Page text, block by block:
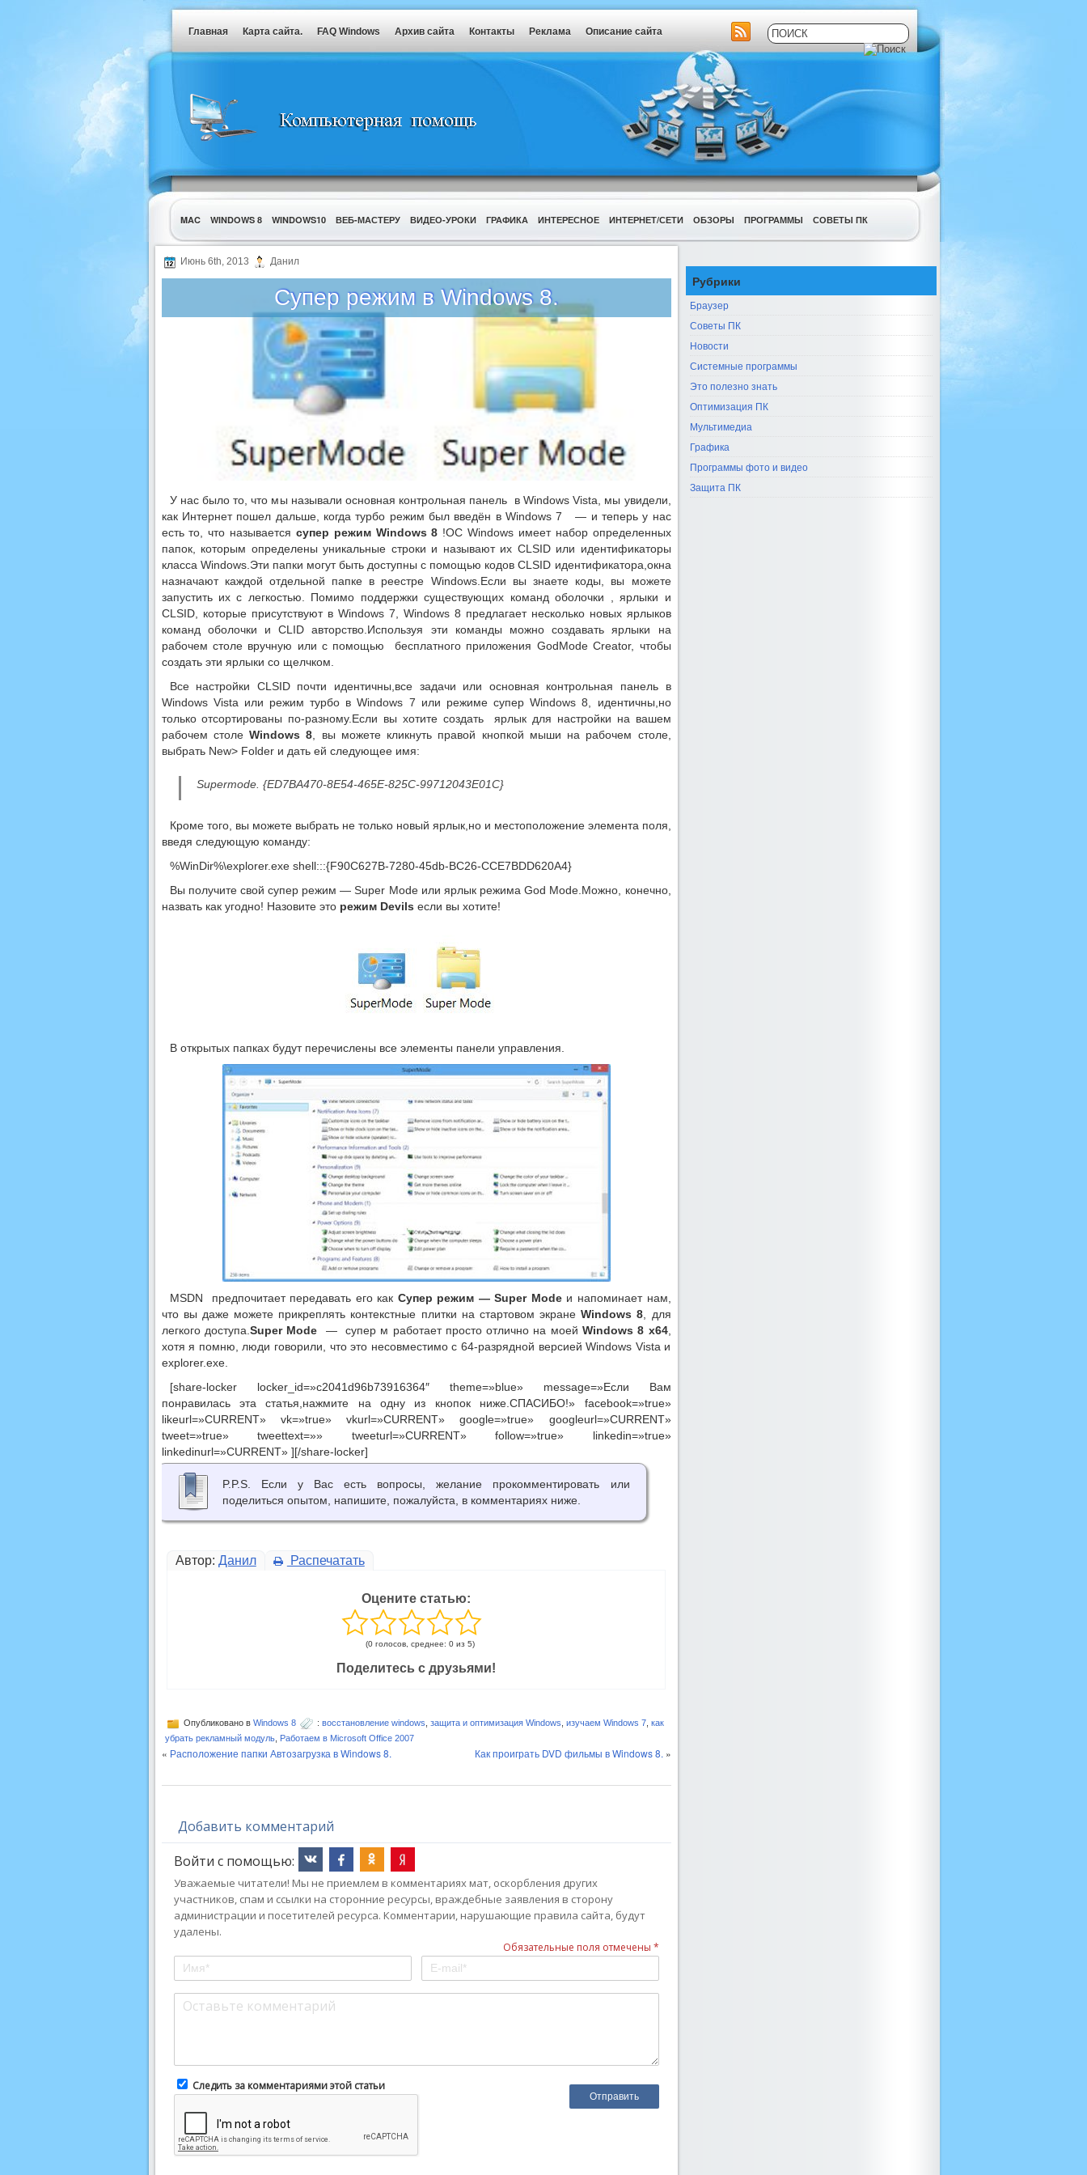
Главная Карта сайта. FAQ Windows Архив сайта Контакты Реклама Описание сайта
MAC WINDOWS 8 WINDOWS10 ВЕБ-МАСТЕРУ ВИДЕО-УРОКИ ГРАФИКА ИНТЕРЕСНОЕ ИНТЕРНЕТ/СЕТИ ОБЗОРЫ ПРОГРАММЫ СОВЕТЫ ПК
УТИЛИТЫ
Июнь 6th, 2013 Данил
Супер режим в Windows 8.
У нас было то, что мы называли основная контрольная панель в Windows Vista, мы увидели,
как Интернет пошел дальше, когда турбо режим был введён в Windows 7 — и теперь у нас
есть то, что называется супер режим Windows 8 !ОС Windows имеет набор определенных
папок, которым определены уникальные строки и называют их CLSID или идентификаторы
класса Windows. Эти папки могут быть доступны с помощью кодов CLSID идентификатора,окна
назначают каждой отдельной папке в реестре Windows. Если вы знаете коды, вы можете
запустить их с легкостью. Помимо поддержки существующих команд оболочки ,ярлыки и
CLSID, которые присутствуют в Windows 7, Windows 8 предлагает несколько новых ярлыков
команд оболочки и CLID авторство Используя эти команды можно создавать ярлыки на
рабочем столе вручную или с помощьюбесплатного приложения GodMode Creator, чтобы
создать эти ярлыки со щелчком.
Все настройки CLSID почти идентичны,все задачи или основная контрольная панель в
Windows Vista или режим турбо в Windows 7 или режиме супер Windows 8, идентичны,но
только отсортированы по-разному. Если вы хотите создать ярлык для настройки на вашем
рабочем столеWindows 8 , вы можете кликнуть правой кнопкой мыши на рабочем столе,
выбрать New> Folder и дать ей следующее имя:
Supermode. {ED7BA470-8E54-465E-825C-99712043E01C}
Кроме того, вы можете выбрать не только новый ярлык,но и местоположение элемента поля,
введя следующую команду:
%WinDir%\explorer.exe shell:::{F90C627B-7280-45db-BC26-CCE7BDD620A4}
Вы получите свой супер ​​режим — Super Mode или ярлык режима God Mode. Можно, конечно,
назвать как угодно! Назовите это режим Devils если вы хотите!
В открытых папках будут перечислены все элементы панели управления.
MSDN предпочитает передавать его как Супер режим —Super Modeи напоминает нам,
что вы даже можете прикреплять контекстные плитки на стартовом экране Windows 8 , для
легкого доступа. Super Mode — супер м работает просто отлично на моей Windows 8 x64,
хотя я помню, люди говорили, что это несовместимо с 64-разрядной версией Windows Vista и
explorer.exe.
[share-locker locker_id=»c2041d96b73916364″ theme=»blue» message=»Если Вам
понравилась эта статья,нажмите на одну из кнопок ниже.СПАСИБО!» facebook=»true»
likeurl=»CURRENT» vk=»true» vkurl=»CURRENT» google=»true» googleurl=»CURRENT»
tweet=»true» tweettext=»» tweeturl=»CURRENT» follow=»true» linkedin=»true»
linkedinurl=»CURRENT» ][/share-locker]
P.P.S. Если у Вас есть вопросы, желание прокомментировать или
поделиться опытом, напишите, пожалуйста, в комментариях ниже.
Автор: Данил Распечатать
Оцените статью:
(0 голосов, среднее: 0 из 5)
Поделитесь с друзьями!
Опубликовано в Windows 8 : восстановление windows защита и оптимизация Windows изучаем Windows 7, как
убрать рекламный модуль, Работаем в Microsoft Office 2007
« Расположение папки Автозагрузка в Windows 8. Как проиграть DVD фильмы в Windows 8. »
Добавить комментарий
Войти с помощью:
Уважаемые читатели! Мы не приемлем в комментариях мат, оскорбления других
участников, спам и ссылки на сторонние ресурсы, враждебные заявления в сторону
администрации и посетителей ресурса. Комментарии, нарушающие правила сайта, будут
удалены.
Обязательные поля отмечены *
Следить за комментариями этой статьи
Рубрики
Браузер
Советы ПК
Новости
Системные программы
Это полезно знать
Оптимизация ПК
Мультимедиа
Графика
Программы фото и видео
Защита ПК